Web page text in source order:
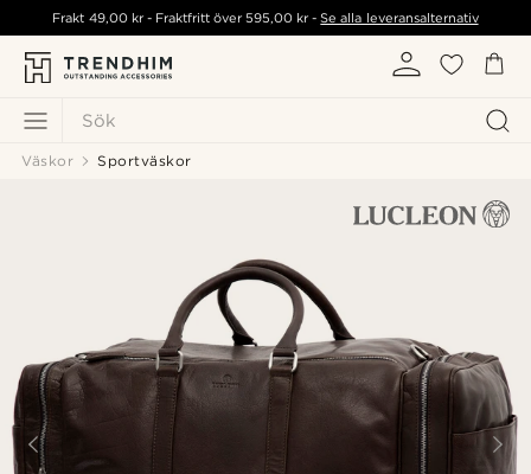
Sök
Frakt 49,00 kr- Fraktfritt över595,00 kr -Se alla leveransalternativ
Väskor Sportväskor